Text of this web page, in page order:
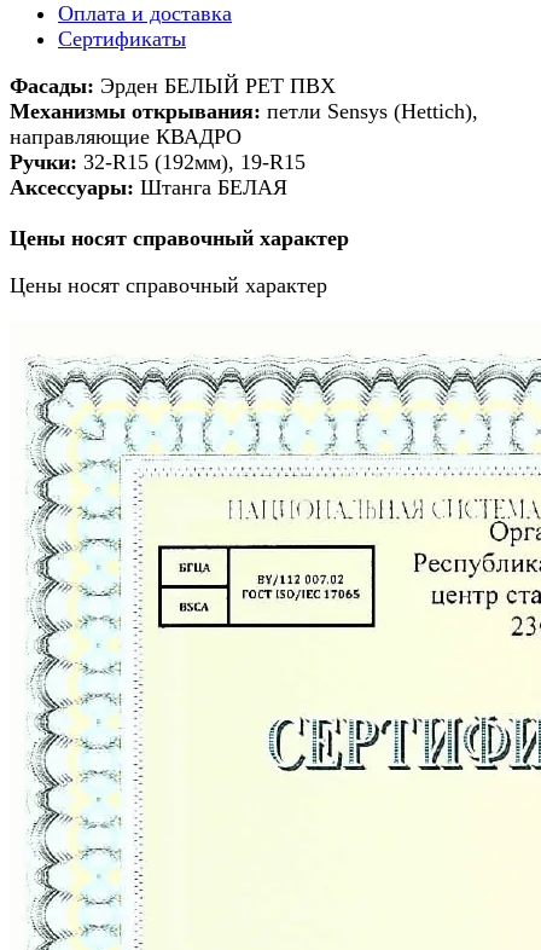
Оплата и доставка
Сертификаты
Фасады: Эрден БЕЛЫЙ РЕТ ПВХ
Механизмы открывания: петли Sensys (Hettich),
направляющие КВАДРО
Ручки: 32-R15 (192мм), 19-R15
Аксессуары: Штанга БЕЛАЯ
Цены носят справочный характер
Цены носят справочный характер